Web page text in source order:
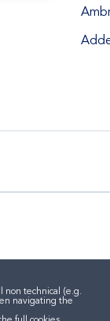
non technical (e.g.
navigating the